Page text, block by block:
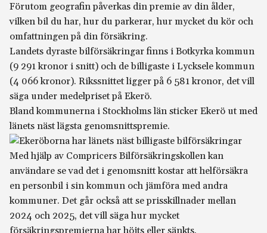
Förutom geografin påverkas din premie av din ålder,
vilken bil du har, hur du parkerar, hur mycket du kör och
omfattningen på din försäkring.
Landets dyraste bilförsäkringar finns i Botkyrka kommun
(9 291 kronor i snitt) och de billigaste i Lycksele kommun
(4 066 kronor). Rikssnittet ligger på 6 581 kronor, det vill
säga under medelpriset på Ekerö.
Bland kommunerna i Stockholms län sticker Ekerö ut med
länets näst lägsta genomsnittspremie.
Med hjälp av Compricers Bilförsäkringskollen kan
användare se vad det i genomsnitt kostar att helförsäkra
en personbil i sin kommun och jämföra med andra
kommuner. Det går också att se prisskillnader mellan
2024 och 2025, det vill säga hur mycket
försäkringspremierna har höjts eller sänkts.